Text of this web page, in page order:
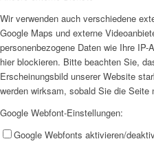
Erziehungsbeistand
Wir verwenden auch verschiedene
Google Maps und externe
personenbezogene Daten wie Ihre
hier blockieren. Bitte beachten Sie,
Erscheinungsbild unserer Website
werden wirksam, sobald Sie die Seite
Google Webfont-Einstellungen:
Google Webfonts aktivieren/